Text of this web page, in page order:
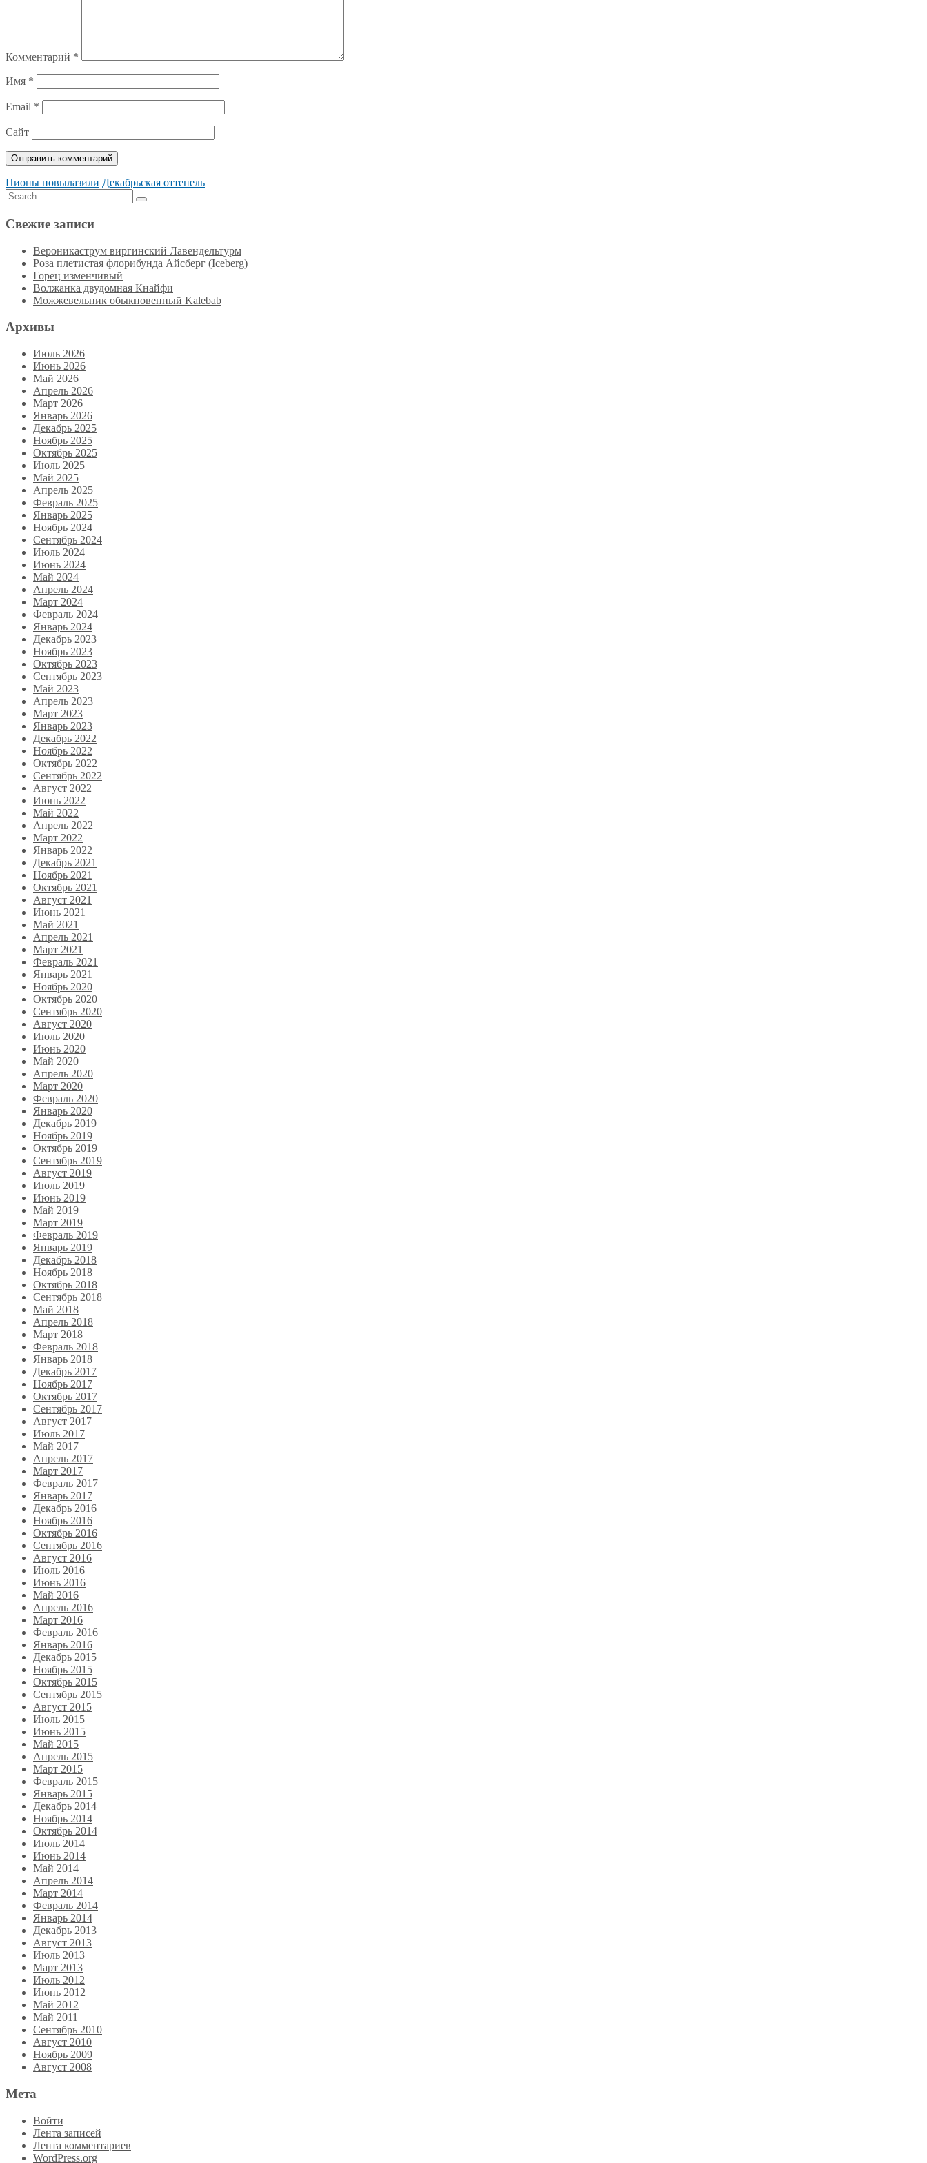
Комментарий *
Имя *
Email *
Сайт
Пионы повылазили Декабрьская оттепель
Search
for:
Search
Свежие записи
Вероникаструм виргинский Лавендельтурм
Роза плетистая флорибунда Айсберг (Iceberg)
Горец изменчивый
Волжанка двудомная Кнайфи
Можжевельник обыкновенный Kalebab
Архивы
Июль 2026
Июнь 2026
Май 2026
Апрель 2026
Март 2026
Январь 2026
Декабрь 2025
Ноябрь 2025
Октябрь 2025
Июль 2025
Май 2025
Апрель 2025
Февраль 2025
Январь 2025
Ноябрь 2024
Сентябрь 2024
Июль 2024
Июнь 2024
Май 2024
Апрель 2024
Март 2024
Февраль 2024
Январь 2024
Декабрь 2023
Ноябрь 2023
Октябрь 2023
Сентябрь 2023
Май 2023
Апрель 2023
Март 2023
Январь 2023
Декабрь 2022
Ноябрь 2022
Октябрь 2022
Сентябрь 2022
Август 2022
Июнь 2022
Май 2022
Апрель 2022
Март 2022
Январь 2022
Декабрь 2021
Ноябрь 2021
Октябрь 2021
Август 2021
Июнь 2021
Май 2021
Апрель 2021
Март 2021
Февраль 2021
Январь 2021
Ноябрь 2020
Октябрь 2020
Сентябрь 2020
Август 2020
Июль 2020
Июнь 2020
Май 2020
Апрель 2020
Март 2020
Февраль 2020
Январь 2020
Декабрь 2019
Ноябрь 2019
Октябрь 2019
Сентябрь 2019
Август 2019
Июль 2019
Июнь 2019
Май 2019
Март 2019
Февраль 2019
Январь 2019
Декабрь 2018
Ноябрь 2018
Октябрь 2018
Сентябрь 2018
Май 2018
Апрель 2018
Март 2018
Февраль 2018
Январь 2018
Декабрь 2017
Ноябрь 2017
Октябрь 2017
Сентябрь 2017
Август 2017
Июль 2017
Май 2017
Апрель 2017
Март 2017
Февраль 2017
Январь 2017
Декабрь 2016
Ноябрь 2016
Октябрь 2016
Сентябрь 2016
Август 2016
Июль 2016
Июнь 2016
Май 2016
Апрель 2016
Март 2016
Февраль 2016
Январь 2016
Декабрь 2015
Ноябрь 2015
Октябрь 2015
Сентябрь 2015
Август 2015
Июль 2015
Июнь 2015
Май 2015
Апрель 2015
Март 2015
Февраль 2015
Январь 2015
Декабрь 2014
Ноябрь 2014
Октябрь 2014
Июль 2014
Июнь 2014
Май 2014
Апрель 2014
Март 2014
Февраль 2014
Январь 2014
Декабрь 2013
Август 2013
Июль 2013
Март 2013
Июль 2012
Июнь 2012
Май 2012
Май 2011
Сентябрь 2010
Август 2010
Ноябрь 2009
Август 2008
Мета
Войти
Лента записей
Лента комментариев
WordPress.org